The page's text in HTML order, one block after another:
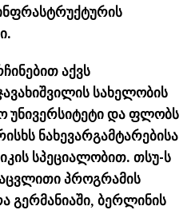
აქვს
სახელობის
უნივერსიტეტი და ფლობს
ნახევარგამტარებისა
სპეციალობით. თსუ-ს
პროგრამის
გერმანიაში, ბერლინის